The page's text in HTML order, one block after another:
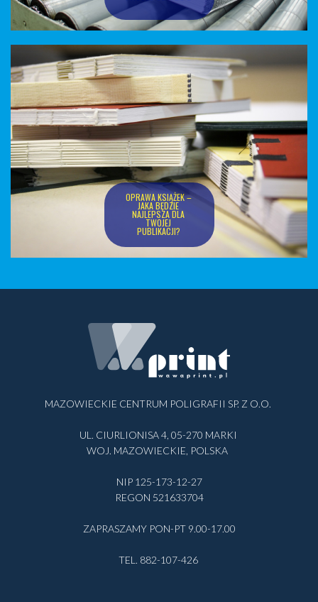
MAZOWIECKIE CENTRUM POLIGRAFII SP. Z O.O.
UL. CIURLIONISA 4, 05-270 MARKI
WOJ. MAZOWIECKIE, POLSKA
NIP 125-173-12-27
REGON 521633704
ZAPRASZAMY PON-PT 9.00-17.00
TEL. 882-107-426